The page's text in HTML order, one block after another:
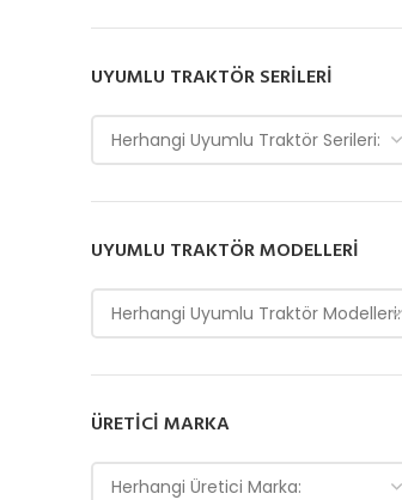
UYUMLU TRAKTÖR SERILERI
Herhangi Uyumlu Traktör Serileri:
UYUMLU TRAKTÖR MODELLERI
Herhangi Uyumlu Traktör Modelleri:
ÜRETICI MARKA
Herhangi Üretici Marka: